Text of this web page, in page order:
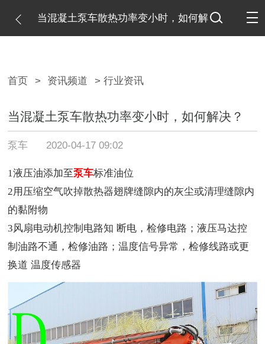
当混凝土泵车散热功率变小时，如何解
首页 > 资讯频道 > 行业资讯
当混凝土泵车散热功率变小时，如何解决？
泵车 2020-04-17 09:02
1液压油添加至泵车标准油位
2用压缩空气吹掉散热器翅牌缝隙内的灰尘或清理缝隙内
的黏附物
3风扇电动机控制电路知 断电，检修电路；液压马达控
制油路不通，检修油路；温度信号异常，检修线路或更
换道 温度传感器